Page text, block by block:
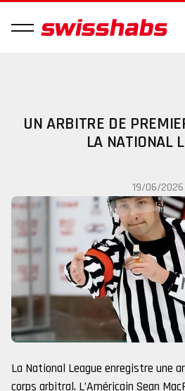
UN ARBITRE DE
LA NATIONAL
19/06/2026
La National League enregistre une
corps arbitral. L’Américain Sean